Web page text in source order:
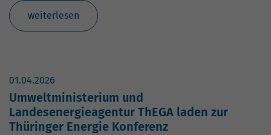
weiterlesen
01.04.2026
Umweltministerium und
Landesenergieagentur ThEGA laden zur
Thüringer Energie Konferenz
Zweck
Nutzung der Website für den
Analysebericht der Website zu verfolgen.
Die Cookies speichern Informationen
Name _gid